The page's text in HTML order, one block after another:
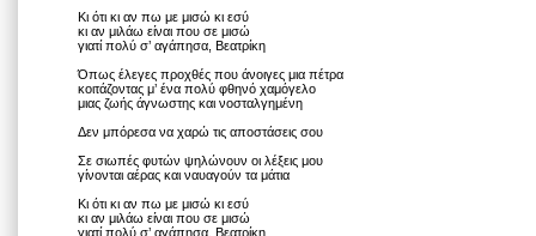
Κι ότι κι αν πω με μισώ κι εσύ
κι αν μιλάω είναι που σε μισώ
γιατί πολύ σ’ αγάπησα, Βεατρίκη
Όπως έλεγες προχθές που άνοιγες μια πέτρα
κοιτάζοντας μ’ ένα πολύ φθηνό χαμόγελο
μιας ζωής άγνωστης και νοσταλγημένη
Δεν μπόρεσα να χαρώ τις αποστάσεις σου
Σε σιωπές φυτών ψηλώνουν οι λέξεις μου
γίνονται αέρας και ναυαγούν τα μάτια
Κι ότι κι αν πω με μισώ κι εσύ
κι αν μιλάω είναι που σε μισώ
γιατί πολύ σ’ αγάπησα, Βεατρίκη